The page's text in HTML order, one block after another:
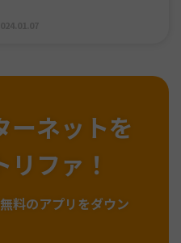
ーネットを
ファ！
料のアプリをダウン